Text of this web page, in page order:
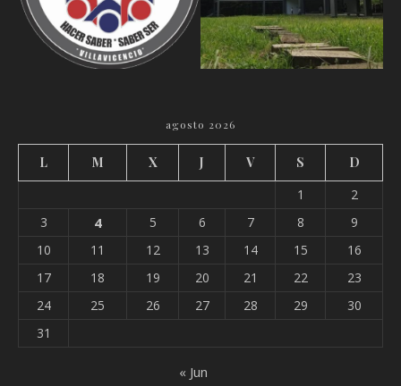
agosto 2026
L M X J V S
D
1
2
3
4 5 6 7 8
9
10
11 12 13 14 15
16
17
18 19 20 21 22
23
24
25 26 27 28 29
30
31
« Jun